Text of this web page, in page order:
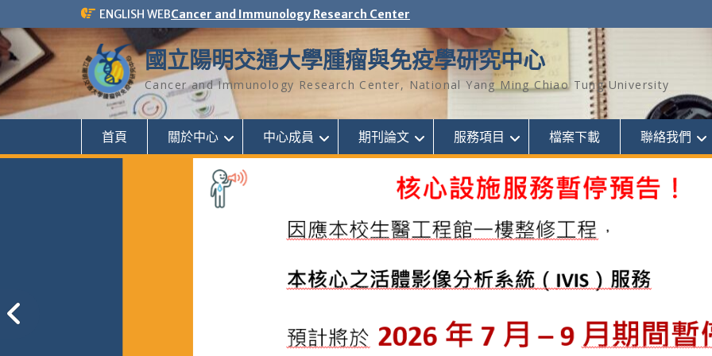
to
content
ENGLISH WEBCancer and Immunology Research Center
國立陽明交通大學腫瘤與免疫學研究中心
Cancer and Immunology Research Center, National Yang Ming Chiao Tung University
首頁 關於中心 中心成員 期刊論文 服務項目 檔案下載 聯絡我們